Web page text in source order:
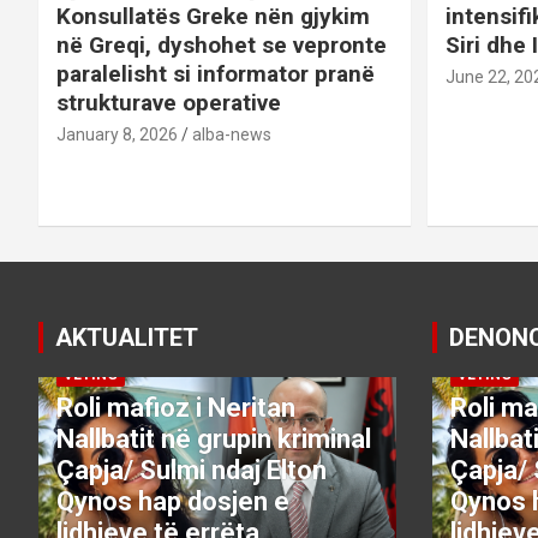
o
Konsullatës Greke nën gjykim
në Greqi, dyshohet se vepronte
paralelisht si informator pranë
strukturave operative
January 8, 2026 alba-news
Siri dhe
June 22,
AKTUALITET
DENONCO KRYESORE
VETING
Roli mafioz i Neritan
Nallbatit në grupin kriminal
Çapja/ Sulmi ndaj Elton
Qynos hap dosjen e
DENONCO
VETING
Roli
Çapja/
Qynos